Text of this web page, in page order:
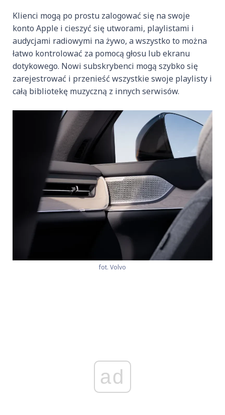
Klienci mogą po prostu zalogować się na swoje
konto Apple i cieszyć się utworami, playlistami i
audycjami radiowymi na żywo, a wszystko to można
łatwo kontrolować za pomocą głosu lub ekranu
dotykowego. Nowi subskrybenci mogą szybko się
zarejestrować i przenieść wszystkie swoje playlisty i
całą bibliotekę muzyczną z innych serwisów.
fot. Volvo
ad